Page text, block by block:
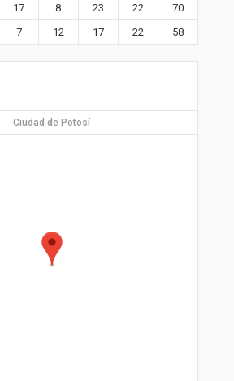
17 8 23 22
70
7 12 17 22 58
Ciudad de Potosí